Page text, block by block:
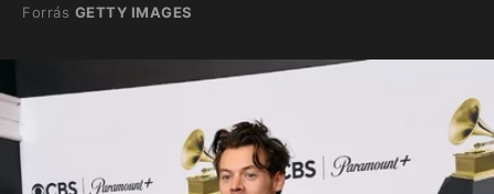
Forrás GETTY IMAGES